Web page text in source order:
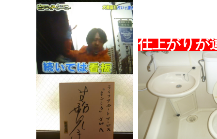
仕上がりが